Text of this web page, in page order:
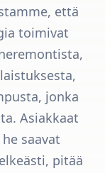
että
toimivat
jonka
Asiakkaat
saavat
pitää